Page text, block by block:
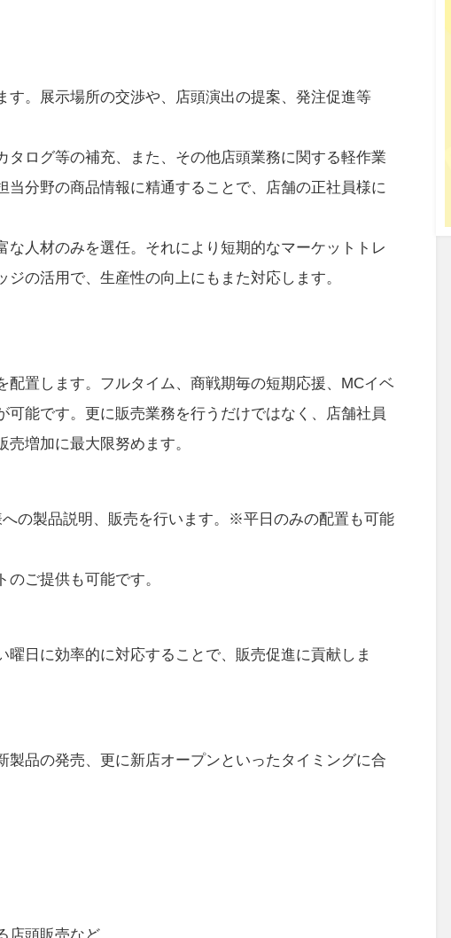
す。展示場所の交渉や、店頭演出の提案、発注促進等
ログ等の補充、また、その他店頭業務に関する軽作業
分野の商品情報に精通することで、店舗の正社員様に
人材のみを選任。それにより短期的なマーケットトレ
の活用で、生産性の向上にもまた対応します。
置します。フルタイム、商戦期毎の短期応援、MCイベ
能です。更に販売業務を行うだけではなく、店舗社員
増加に最大限努めます。
の製品説明、販売を行います。※平日のみの配置も可能
ご提供も可能です。
日に効率的に対応することで、販売促進に貢献しま
品の発売、更に新店オープンといったタイミングに合
店頭販売など